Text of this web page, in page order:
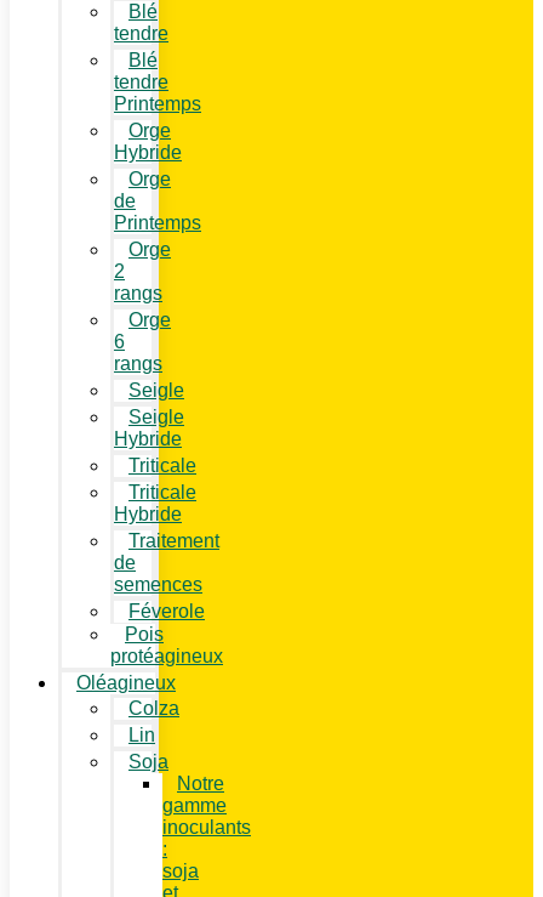
Blé
tendre
Blé
tendre
Printemps
Orge
Hybride
Orge
de
Printemps
Orge
2
rangs
Orge
6
rangs
Seigle
Seigle
Hybride
Triticale
Triticale
Hybride
Traitement
de
semences
Féverole
Pois
protéagineux
Oléagineux
Colza
Lin
Soja
Notre
gamme
inoculants
:
soja
et